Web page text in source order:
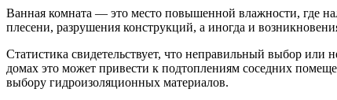
Ванная комната — это место повышенной влажности, где
плесени, разрушения конструкций, а иногда и
Статистика свидетельствует, что неправильный выбор
домах это может привести к подтоплениям соседних
выбору гидроизоляционных материалов.